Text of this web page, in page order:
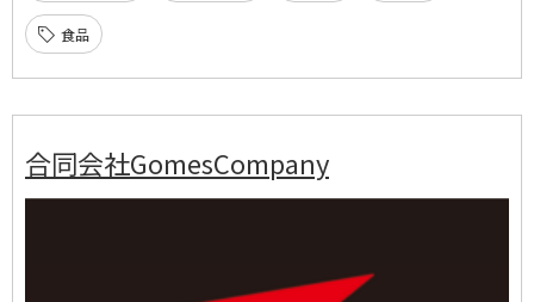
食品
合同会社GomesCompany